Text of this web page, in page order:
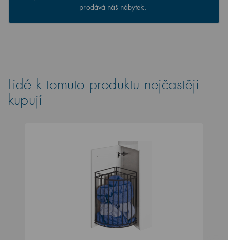
prodává náš nábytek.
Lidé k tomuto produktu nejčastěji
kupují